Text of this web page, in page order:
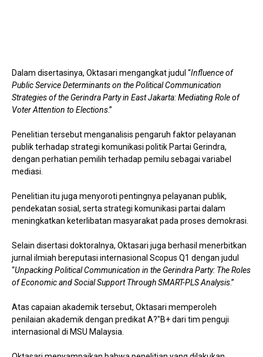
Dalam disertasinya, Oktasari mengangkat judul “Influence of
Public Service Determinants on the Political Communication
Strategies of the Gerindra Party in East Jakarta: Mediating Role of
Voter Attention to Elections.”
Penelitian tersebut menganalisis pengaruh faktor pelayanan
publik terhadap strategi komunikasi politik Partai Gerindra,
dengan perhatian pemilih terhadap pemilu sebagai variabel
mediasi.
Penelitian itu juga menyoroti pentingnya pelayanan publik,
pendekatan sosial, serta strategi komunikasi partai dalam
meningkatkan keterlibatan masyarakat pada proses demokrasi.
Selain disertasi doktoralnya, Oktasari juga berhasil menerbitkan
jurnal ilmiah bereputasi internasional Scopus Q1 dengan judul
“Unpacking Political Communication in the Gerindra Party: The Roles
of Economic and Social Support Through SMART-PLS Analysis.”
Atas capaian akademik tersebut, Oktasari memperoleh
penilaian akademik dengan predikat A?"B+ dari tim penguji
internasional di MSU Malaysia.